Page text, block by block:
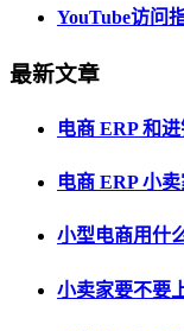
YouTube访问
最新文章
电商 ERP 和
电商 ERP 小
小型电商用什
小卖家要不要